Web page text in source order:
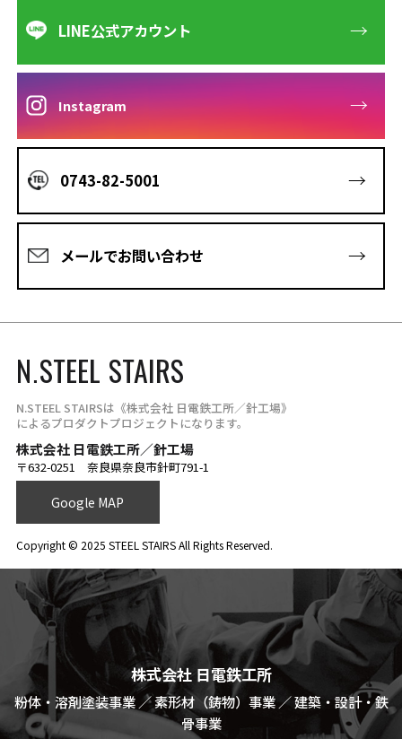
LINE公式アカウント →
Instagram →
0743-82-5001 →
メールでお問い合わせ →
N.STEEL STAIRS
N.STEEL STAIRSは《株式会社 日電鉄工所／針工場》
によるプロダクトプロジェクトになります。
株式会社 日電鉄工所／針工場
〒632-0251 奈良県奈良市針町791-1
Google MAP
Copyright © 2025 STEEL STAIRS All Rights Reserved.
株式会社 日電鉄工所
粉体・溶剤塗装事業 ／ 素形材（鋳物）事業 ／ 建築・設計・鉄
骨事業